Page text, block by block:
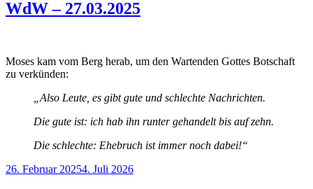
WdW – 27.03.2025
Moses kam vom Berg herab, um den Wartenden Gottes Botschaft
zu verkünden:
„Also Leute, es gibt gute und schlechte Nachrichten.
Die gute ist: ich hab ihn runter gehandelt bis auf zehn.
Die schlechte: Ehebruch ist immer noch dabei!“
Veröffentlicht
26. Februar 20254. Juli 2026